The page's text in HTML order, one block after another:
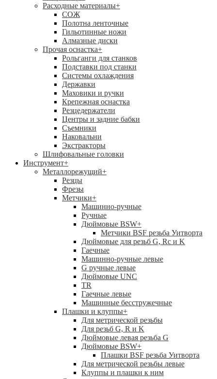
Расходные материалы+
СОЖ
Полотна ленточные
Гильотинные ножи
Алмазные диски
Прочая оснастка+
Рольганги для станков
Подставки под станки
Системы охлаждения
Державки
Маховики и ручки
Крепежная оснастка
Резцедержатели
Центры и задние бабки
Съемники
Наковальни
Экстракторы
Шлифовальные головки
Инструмент+
Металлорежущий+
Резцы
Фрезы
Метчики+
Машинно-ручные
Ручные
Дюймовые BSW+
Метчики BSF резьба Уитворта
Дюймовые для резьб G, Rc и K
Гаечные
Машинно-ручные левые
G ручные левые
Дюймовые UNC
TR
Гаечные левые
Машинные бесстружечные
Плашки и клуппы+
Для метрической резьбы
Для резьб G, R и K
Дюймовые левая резьба G
Дюймовые BSW+
Плашки BSF резьба Уитворта
Для метрической резьбы левые
Клуппы и плашки к ним